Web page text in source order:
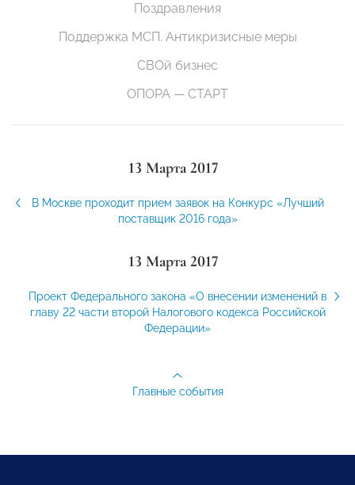
Поздравления
Поддержка МСП. Антикризисные меры
СВОй бизнес
ОПОРА — СТАРТ
13 Марта 2017
В Москве проходит прием заявок на Конкурс «Лучший
поставщик 2016 года»
13 Марта 2017
Проект Федерального закона «О внесении изменений в
главу 22 части второй Налогового кодекса Российской
Федерации»
Главные события